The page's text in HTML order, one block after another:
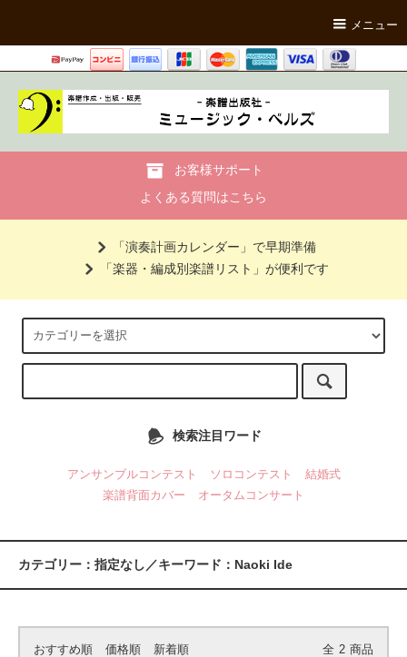
メニュー
お客様サポート
よくある質問はこちら
「演奏計画カレンダー」で早期準備
「楽器・編成別楽譜リスト」が便利です
検索注目ワード
アンサンブルコンテスト ソロコンテスト
結婚式
楽譜背面カバー
オータムコンサート
カテゴリー：指定なし／キーワード：Naoki Ide
おすすめ順 価格順 新着順 全 2 商品